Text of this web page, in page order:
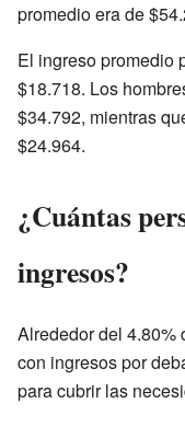
promedio era de
El ingreso promedio
$18.718. Los
$34.792, mientras
$24.964.
¿Cuántas
ingresos?
Alrededor del
con ingresos por
para cubrir las